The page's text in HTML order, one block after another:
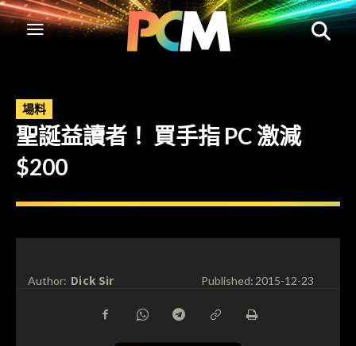
場料
聖誕益讀者！ 買手指 PC 激減
$200
Author: Dick Sir Published:2015-12-23